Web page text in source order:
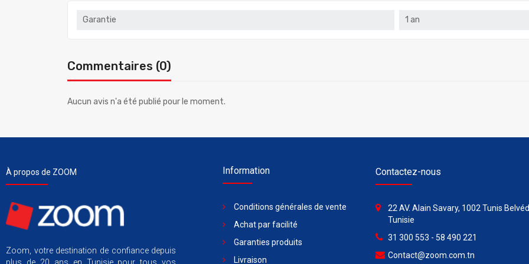
Garantie 1 an
Commentaires (0)
Aucun avis n'a été publié pour le moment.
À propos de ZOOM
Zoom, votre destination de confiance depuis
Information
Conditions générales de vente
Achat par facilité
Garanties produits
Livraison
Contactez-nous
22 AV. Alain Savary, 1002 Tunis
Tunisie
31 300 553 - 58 490 221
Contact@zoom.com.tn